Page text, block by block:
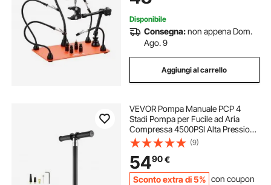
Riparazioni Fai da te
Disponibile
Consegna:non appena Dom.
Ago. 9
Aggiungi al carrello
VEVOR Pompa Manuale PCP 4
Stadi Pompa per Fucile ad Aria
Compressa 4500PSI Alta Pressione
30MPa Manometro Filtro Olio-
Umidità, Acciaio Inox per Pistole ad
Aria Compressa, Bombola
Subacquea, Paintball
(9)
5490€
Sconto extra di 5% con coupon